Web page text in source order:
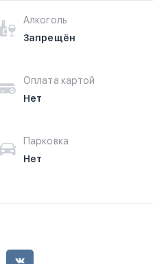
Алкоголь
Запрещён
Оплата картой
Нет
Парковка
Нет